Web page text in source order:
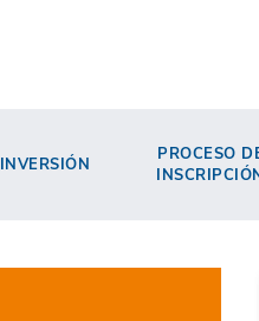
INVERSIÓN
PROCESO